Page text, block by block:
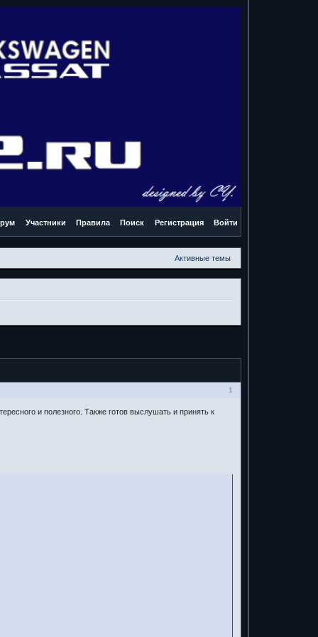
Участники Правила Поиск Регистрация Войти
Активные темы
1
и полезного. Также готов выслушать и принять к